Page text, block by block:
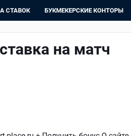
СТАВОК БУКМЕКЕРСКИЕ КОНТОРЫ
на матч